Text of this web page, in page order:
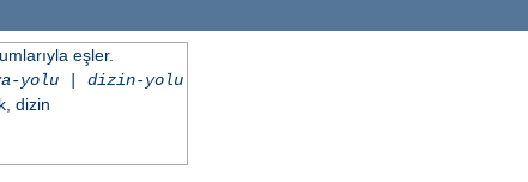
eşler.
yolu| dizin-yolu
dizin